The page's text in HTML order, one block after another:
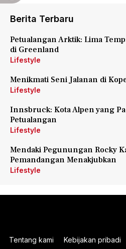
Berita Terbaru
Petualangan Arktik: Lima
di Greenland
Lifestyle
Menikmati Seni Jalanan di
Lifestyle
Innsbruck: Kota Alpen yang
Petualangan
Lifestyle
Mendaki Pegunungan Rocky
Pemandangan Menakjubkan
Lifestyle
Tentang kami Kebijakan pribadi